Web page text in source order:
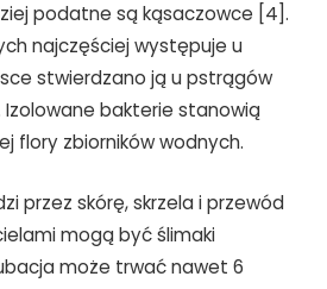
podatne są kąsaczowce [4].
najczęściej występuje u
stwierdzano ją u pstrągów
bakterie stanowią
flory zbiorników wodnych.
przez skórę, skrzela i przewód
mogą być ślimaki
może trwać nawet 6